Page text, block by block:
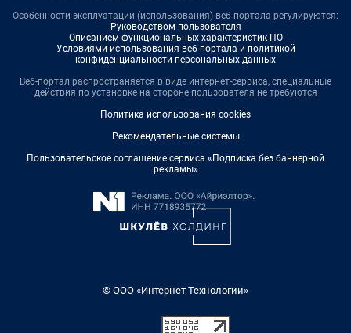
Особенности эксплуатации (использования) веб-портала регулируются:
Руководством пользователя
Описанием функциональных характеристик ПО
Условиями использования веб-портала и политикой
конфиденциальности персональных данных
Веб-портал распространяется в виде интернет-сервиса, специальные
действия по установке на стороне пользователя не требуются
Политика использования cookies
Рекомендательные системы
Пользовательское соглашение сервиса «Подписка без баннерной
рекламы»
© ООО «Интернет Технологии»